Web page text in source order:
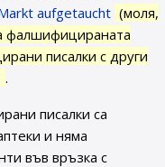
aufgetaucht (моля,
фалшифицираната
писалки с други
.
писалки са
и няма
във връзка с